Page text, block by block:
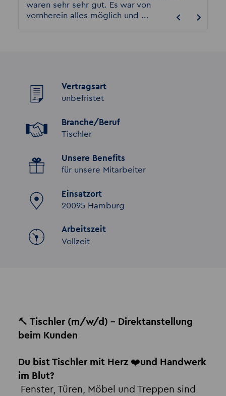
waren sehr sehr gut. Es war von
vornherein alles möglich und ...
hier
Vertragsart
unbefristet
Branche/Beruf
Tischler
Unsere Benefits
für unsere Mitarbeiter
Einsatzort
20095 Hamburg
Arbeitszeit
Vollzeit
🔨 Tischler (m/w/d) – Direktanstellung
beim Kunden
Du bist Tischler mit Herz ❤️und Handwerk
im Blut?
Fenster, Türen, Möbel und Treppen sind